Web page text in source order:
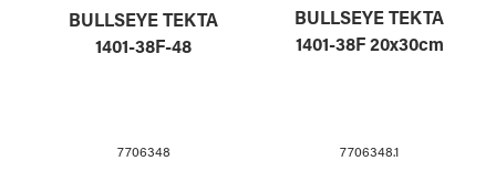
BULLSEYE TEKTA
1401-38F-48
7706348
BULLSEYE TEKTA
1401-38F 20x30cm
7706348.1